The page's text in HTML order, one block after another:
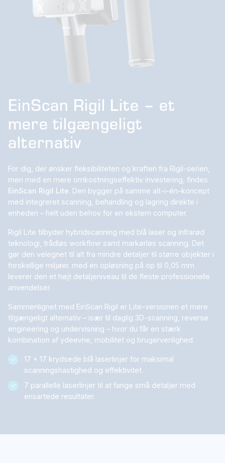
EinScan Rigil Lite – et
mere tilgængeligt
alternativ
For dig, der ønsker fleksibiliteten og kraften fra Rigil-serien,
men med en mere omkostningseffektiv investering, findes
EinScan Rigil Lite. Den bygger på samme alt-i-én-koncept
med integreret scanning, behandling og lagring direkte i
enheden – helt uden behov for en ekstern computer.
Rigil Lite tilbyder hybridscanning med blå laser og infrarød
teknologi, trådløs workflow samt markørløs scanning. Det
gør den velegnet til alt fra mindre detaljer til større objekter i
forskellige miljøer. med en opløsning på op til 0,05 mm
leverer den et højt detaljeniveau til de fleste professionelle
anvendelser.
Sammenlignet med EinScan Rigil er Lite-versionen et mere
tilgængeligt alternativ – især til daglig 3D-scanning, reverse
engineering og undervisning – hvor du får en stærk
kombination af ydeevne, mobilitet og brugervenlighed.
17 + 17 krydsede blå laserlinjer for maksimal
scanningshastighed og effektivitet.
7 parallelle laserlinjer til at fange små detaljer med
ensartede resultater.